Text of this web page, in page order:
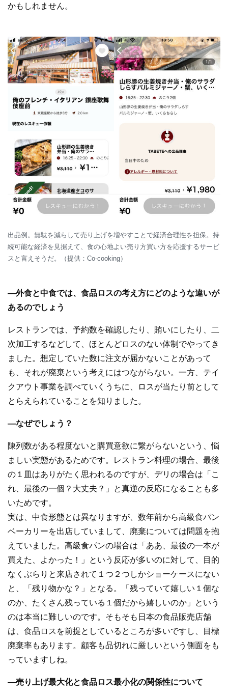
かもしれません。
出品例。無駄を減らして売り上げを増やすことで経済合理性を担保。持
続可能な経済を見据えて、食の心地よい売り方買い方を応援するサービ
スと言えそうだ。（提供：Co-cooking）
―外食と中食では、食品ロスの考え方にどのような違いが
あるのでしょう
レストランでは、予約数を確認したり、賄いにしたり、二
次加工するなどして、ほとんどロスのない体制でやってき
ました。想定していた数に注文が届かないことがあって
も、それが廃棄という考えにはつながらない。一方、テイ
クアウト事業を調べていくうちに、ロスが当たり前として
とらえられていることを知りました。
―なぜでしょう？
陳列数がある程度ないと購買意欲に繋がらないという、悩
ましい実態があるためです。レストラン料理の場合、最後
の１皿はありがたく思われるのですが、デリの場合は「こ
れ、最後の一個？大丈夫？」と真逆の反応になることも多
いためです。
実は、中食形態とは異なりますが、数年前から高級食パン
ベーカリーを出店していまして、廃棄については問題を抱
えていました。高級食パンの場合は「ああ、最後の一本が
買えた、よかった！」という反応が多いのに対して、目的
なくぶらりと来店されて１つ２つしかショーケースにない
と、「残り物かな？」となる。「残っていて嬉しい１個な
のか、たくさん残っている１個だから嬉しいのか」という
のは本当に難しいのです。そもそも日本の食品販売店舗
は、食品ロスを前提としているところが多いですし、目標
廃棄率もあります。顧客も品切れに厳しいという側面をも
っていますしね。
―売り上げ最大化と食品ロス最小化の関係性について